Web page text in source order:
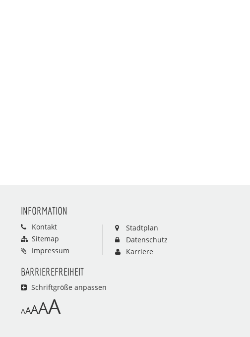
INFORMATION
Kontakt
Sitemap
Impressum
Stadtplan
Datenschutz
Karriere
BARRIEREFREIHEIT
Schriftgröße anpassen
AAAAA